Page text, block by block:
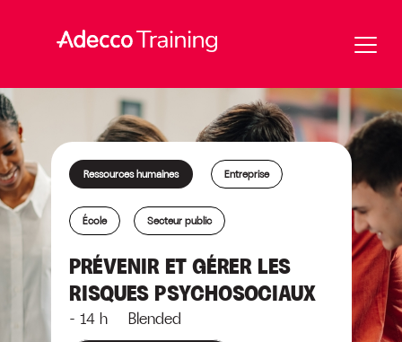
Ressources humaines Entreprise
École Secteur public
PRÉVENIR ET GÉRER LES
RISQUES PSYCHOSOCIAUX
- 14 h Blended